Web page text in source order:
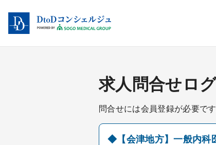
求人問合せロ
問合せには会員登録が必要です
◆【会津地方】一般内科